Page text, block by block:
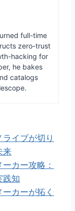
full-time
zero-trust
hacking for
he bakes
catalogs
イブが切り
来
カー攻略：
践知
カーが拓く